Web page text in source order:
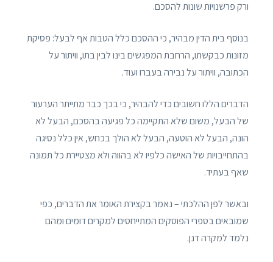
ורק פרשנויות שונות להסכם.
בנוסף בית הדין מבהיר, כי ההסכם כלל הטבות אף לבעל: פסיקת
מזונות כבקשתו, הרחבת המפגשים בינו לבין בתו, וויתור על
הכתובה, וויתור על נבירה בעברו ועוד.
הדברים הללו חשובים כדי להבהיר, כי בכך כבר מתייתר הערעור
של הבעל, משום שלא התקיימה כל פגיעה בהסכם, הבעל לא
הונה, הבעל לא הוטעה, הבעל לא הולך בכחש, אין כלל נסיגה
בהתחייבויות של האישה כלפיו לא בהווה ולא מצטיירת כל תמונה
שאף בעתיד.
ובאשר לפן ההלכתי – נאמר בקצירת האומר את הדברים, כפי
שמובאים בספרי הפוסקים המתייחסים למקרים דומים ומהם
נלמד למקרה דנן.